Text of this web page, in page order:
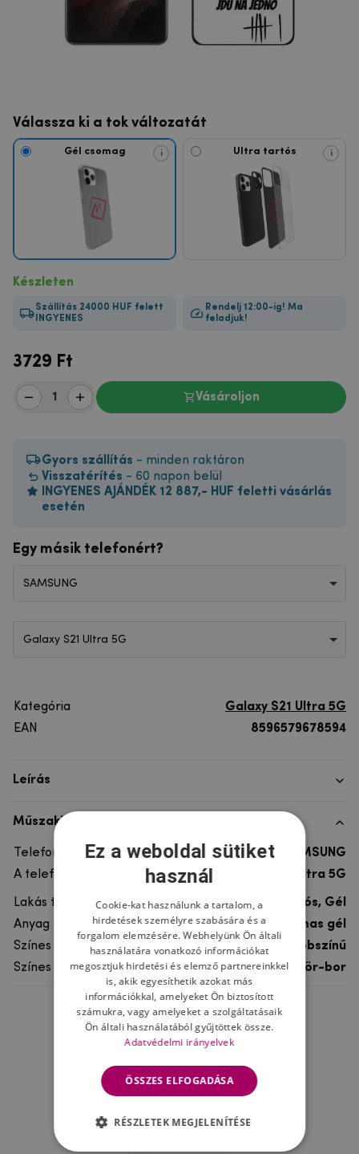
Válassza ki a tok változatát
Gél csomag i Ultra tartós i
Készleten
Szállítás 24000 HUF felett
INGYENES
Rendelj 12:00-ig! Ma
feladjuk!
3729 Ft
Vásároljon
Gyors szállítás - minden raktáron
Visszatérítés - 60 napon belül
INGYENES AJÁNDÉK 12 887,- HUF feletti vásárlás
esetén
Egy másik telefonért?
SAMSUNG
Galaxy S21 Ultra 5G
Kategória
Galaxy S21 Ultra 5G
EAN
8596579678594
Leírás
Műszaki adatok
Telefon márka
SAMSUNG
A telefonmodellhez
Galaxy S21 Ultra 5G
Lakás típusa
Ultra tartós, Gél
Anyag
rugalmas gél
Színes
többszínű
Színes motívum
Sör-bor
Ne felejtsd el
Ez a weboldal sütiket
használ
Cookie-kat használunk a tartalom, a
hirdetések személyre szabására és a
forgalom elemzésére. Webhelyünk Ön általi
használatára vonatkozó információkat
megosztjuk hirdetési és elemző partnereinkkel
is, akik egyesíthetik azokat más
információkkal, amelyeket Ön biztosított
számukra, vagy amelyeket a szolgáltatásaik
Ön általi használatából gyűjtöttek össze.
Adatvédelmi irányelvek
ÖSSZES ELFOGADÁSA
RÉSZLETEK MEGJELENÍTÉSE